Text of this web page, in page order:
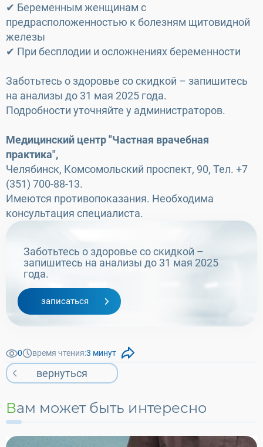
✔ Беременным женщинам с
предрасположенностью к болезням щитовидной
железы
✔ При бесплодии и осложнениях беременности
Заботьтесь о здоровье со скидкой – запишитесь
на анализы до 31 мая 2025 года.
Подробности уточняйте у администраторов.
Медицинский центр "Частная врачебная
практика",
Челябинск, Комсомольский проспект, 90, Тел. +7
(351) 700-88-13.
Имеются противопоказания. Необходима
консультация специалиста.
Заботьтесь о здоровье со скидкой –
запишитесь на анализы до 31 мая 2025
года.
записаться
вернуться
0 время чтения:3 минут
Вам может быть интересно